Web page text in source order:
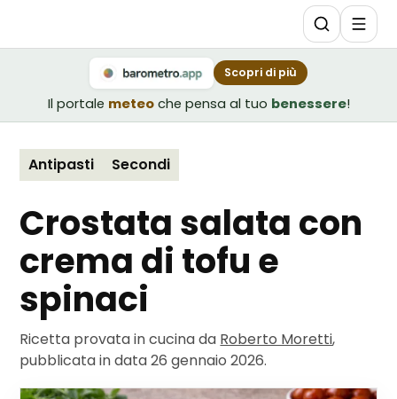
Il portale meteo che pensa al tuo benessere!
Scopri di più
Antipasti Secondi
Crostata salata con
crema di tofu e
spinaci
Ricetta provata in cucina da Roberto Moretti,
pubblicata in data26 gennaio 2026.